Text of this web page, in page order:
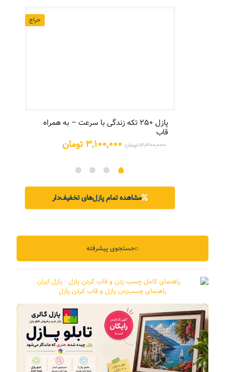
حراج
پازل ۲۵۰ تکه زندگی با سرعت – به همراه
قاب
۳,۳۰۰,۰۰۰تومان قیمت
بود.
۳,۱۰۰,۰۰۰ تومان
مشاهده تمام پازل‌های تخفیف‌دار
جستجوی پیشرفته⌕
راهنمای چسب‌زدن پازل و قاب کردن پازل